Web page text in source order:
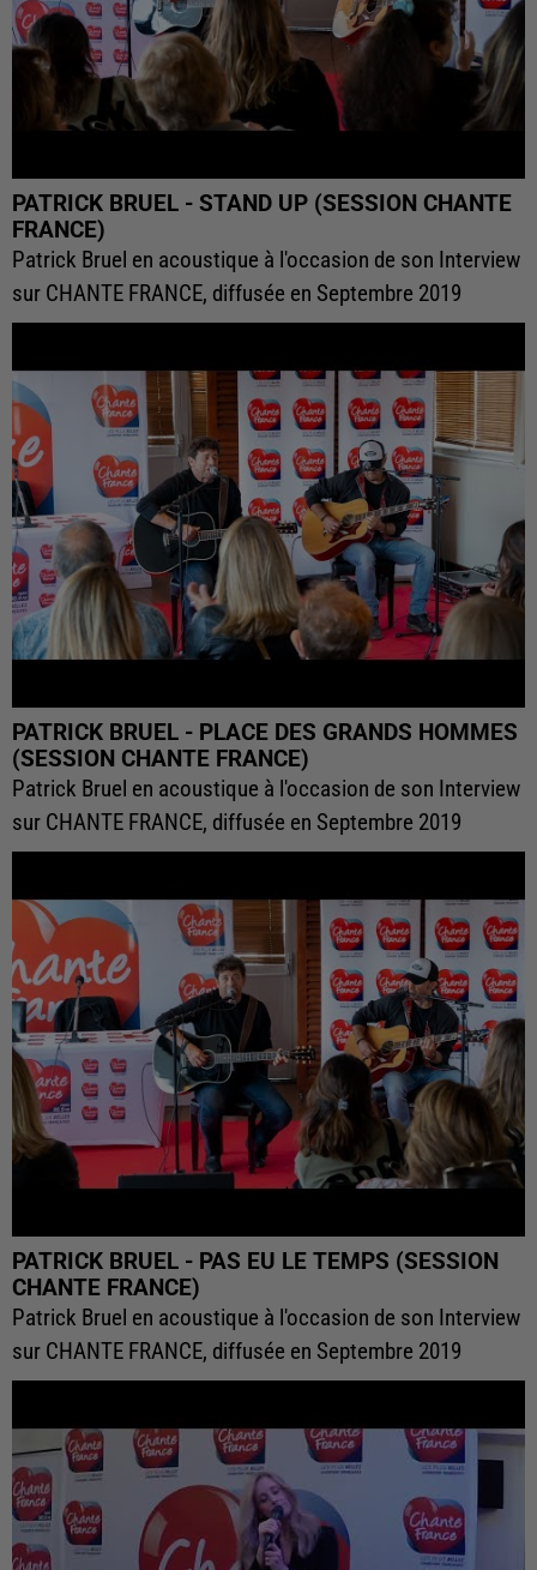
PATRICK BRUEL - STAND UP (SESSION CHANTE
FRANCE)
Patrick Bruel en acoustique à l'occasion de son Interview
sur CHANTE FRANCE, diffusée en Septembre 2019
PATRICK BRUEL - PLACE DES GRANDS HOMMES
(SESSION CHANTE FRANCE)
Patrick Bruel en acoustique à l'occasion de son Interview
sur CHANTE FRANCE, diffusée en Septembre 2019
PATRICK BRUEL - PAS EU LE TEMPS (SESSION
CHANTE FRANCE)
Patrick Bruel en acoustique à l'occasion de son Interview
sur CHANTE FRANCE, diffusée en Septembre 2019